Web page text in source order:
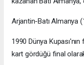
Arjantin-Batı Almanya
1990 Dünya Kupası'nın
kart gördüğü final